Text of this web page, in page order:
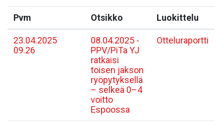
Pvm Otsikko Luokittelu
23.04.2025
09.26
08.04.2025 -
PPV/PiTa YJ
ratkaisi
toisen jakson
ryöpytyksellä
– selkeä 0–4
voitto
Espoossa
Otteluraportti